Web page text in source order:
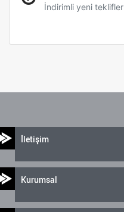
İndirimli yeni teklifler
İletişim
Kurumsal